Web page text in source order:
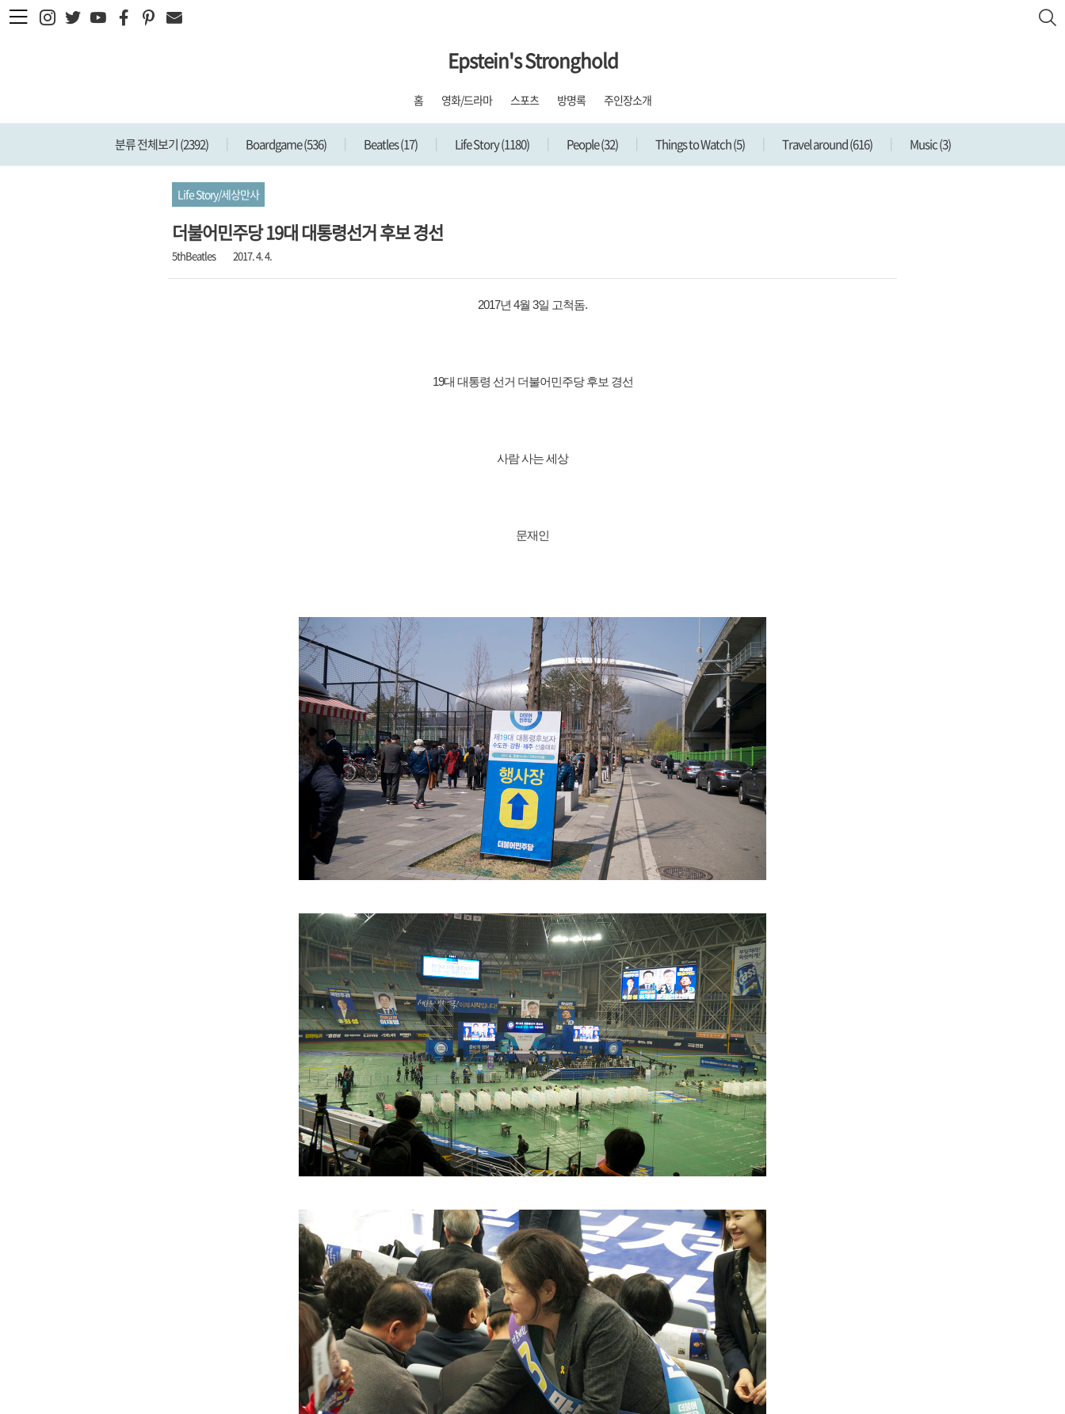
본문 바로가기
Epstein's Stronghold
홈 영화/드라마 스포츠 방명록 주인장소개
분류 전체보기(2392) Boardgame(536) Beatles(17) Life Story(1180) People(32) Things to Watch(5) Travel around(616) Music(3)
Life Story/세상만사
더불어민주당 19대 대통령선거 후보 경선
5thBeatles 2017. 4. 4.
2017년 4월 3일 고척돔.
19대 대통령 선거 더불어민주당 후보 경선
사람 사는 세상
문재인